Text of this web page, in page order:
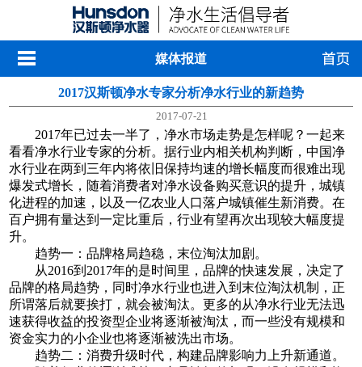
媒体报道
2017汉斯顿净水专家分析净水行业的新趋势
2017-07-21
2017年已过去一半了，净水市场走势是怎样呢？一起来
看看净水行业专家的分析。据行业内相关机构判断，中国净
水行业在两到三年内将依旧保持均速的增长幅度而很难出现
爆发式增长，随着消费者对净水设备购买意识的提升，城镇
化进程的加速，以及一亿农业人口落户城镇催生新消费。在
百户拥有量达到一定比重后，行业有望再次出现较大幅度提
升。
趋势一：品牌格局趋稳，末位淘汰加剧。
从2016到2017年的是时间里，品牌的快速发展，决定了
品牌的格局趋势，同时净水行业也进入到末位淘汰机制，正
所谓落后就要挨打，就会被淘汰。更多的从净水行业无法迅
速获得收益的投资型企业将逐渐被淘汰，而一些没有规模和
资金实力的小企业也将逐渐被洗出市场。
趋势二：消费升级时代，构建品牌影响力上升新通道。